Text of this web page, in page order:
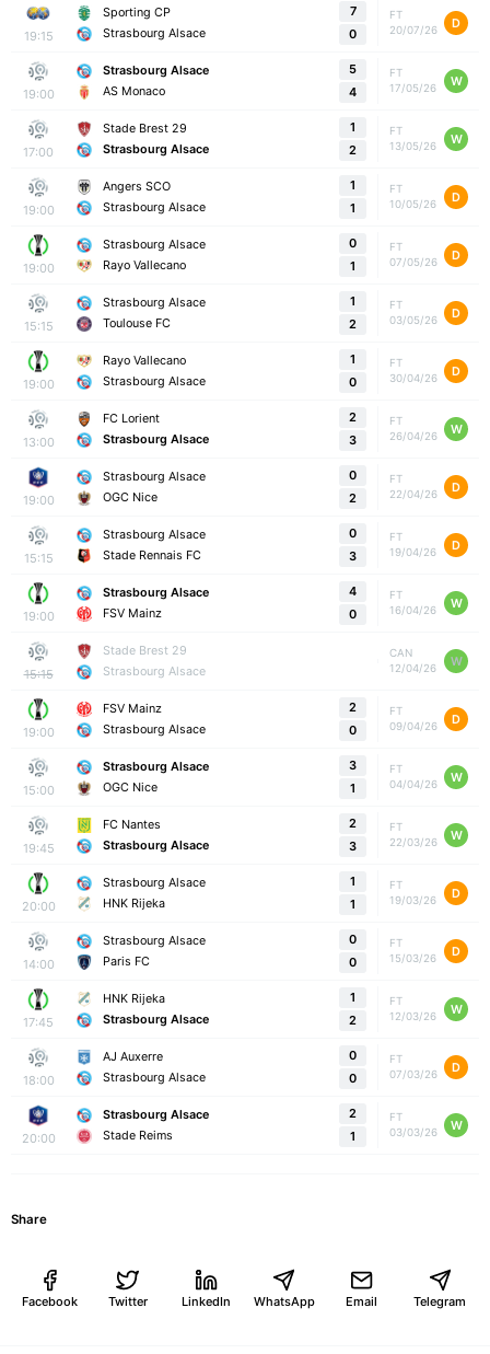
19:15
Sporting CP
Strasbourg Alsace
7
0
FT
20/07/26
D
19:00
Strasbourg Alsace
AS Monaco
5
4
FT
17/05/26
W
17:00
Stade Brest 29
Strasbourg Alsace
1
2
FT
13/05/26
W
19:00
Angers SCO
Strasbourg Alsace
1
1
FT
10/05/26
D
19:00
Strasbourg Alsace
Rayo Vallecano
0
1
FT
07/05/26
D
15:15
Strasbourg Alsace
Toulouse FC
1
2
FT
03/05/26
D
19:00
Rayo Vallecano
Strasbourg Alsace
1
0
FT
30/04/26
D
13:00
FC Lorient
Strasbourg Alsace
2
3
FT
26/04/26
W
19:00
Strasbourg Alsace
OGC Nice
0
2
FT
22/04/26
D
15:15
Strasbourg Alsace
Stade Rennais FC
0
3
FT
19/04/26
D
19:00
Strasbourg Alsace
FSV Mainz
4
0
FT
16/04/26
W
15:15
Stade Brest 29
Strasbourg Alsace
CAN
12/04/26
W
19:00
FSV Mainz
Strasbourg Alsace
2
0
FT
09/04/26
D
15:00
Strasbourg Alsace
OGC Nice
3
1
FT
04/04/26
W
19:45
FC Nantes
Strasbourg Alsace
2
3
FT
22/03/26
W
20:00
Strasbourg Alsace
HNK Rijeka
1
1
FT
19/03/26
D
14:00
Strasbourg Alsace
Paris FC
0
0
FT
15/03/26
D
17:45
HNK Rijeka
Strasbourg Alsace
1
2
FT
12/03/26
W
18:00
AJ Auxerre
Strasbourg Alsace
0
0
FT
07/03/26
D
20:00
Strasbourg Alsace
Stade Reims
2
1
FT
03/03/26
W
Share
Facebook Twitter LinkedIn WhatsApp Email Telegram